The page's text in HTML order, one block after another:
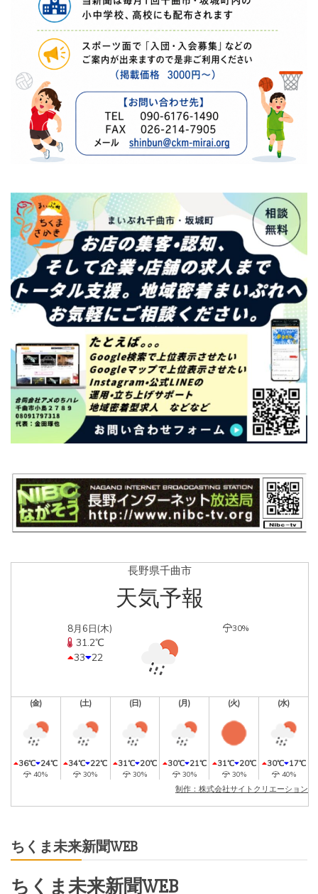
長野県千曲市
天気予報
8月6日(木)
31.2℃
33 22
30%
(金)
36℃ 24℃
40%
(土)
34℃ 22℃
30%
(日)
31℃ 20℃
30%
(月)
30℃ 21℃
30%
(火)
31℃ 20℃
30%
(水)
30℃ 17℃
40%
制作：株式会社サイトクリエーション
ちくま未来新聞WEB
ちくま未来新聞WEB